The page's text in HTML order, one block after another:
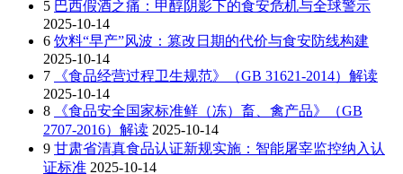
5 巴西假酒之痛：甲醇阴影下的食安危机与全球警示
2025-10-14
6 饮料“早产”风波：篡改日期的代价与食安防线构建
2025-10-14
7
《食品经营过程卫生规范》（GB 31621-2014）解读
2025-10-14
8
《食品安全国家标准鲜（冻）畜、禽产品》（GB
2707-2016）解读 2025-10-14
9 甘肃省清真食品认证新规实施：智能屠宰监控纳入认
证标准 2025-10-14